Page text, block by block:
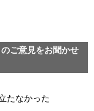
ご意見をお聞かせ
たなかった